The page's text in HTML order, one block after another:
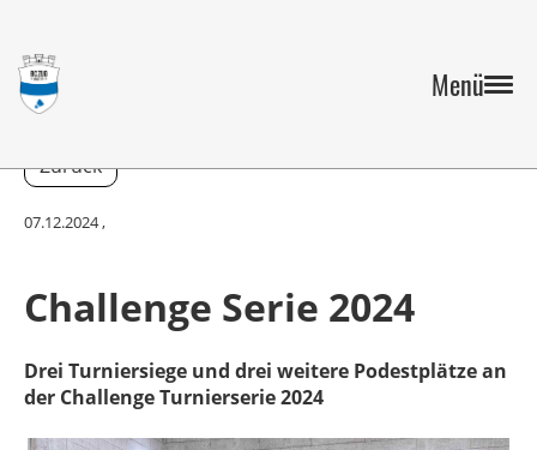
Menü
Zurück
07.12.2024,
Challenge Serie 2024
Drei Turniersiege und drei weitere Podestplätze an
der Challenge Turnierserie 2024